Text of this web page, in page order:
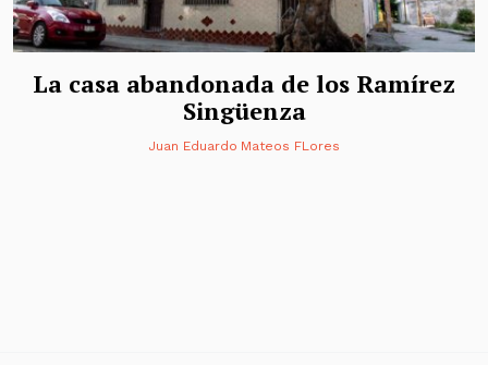
La casa abandonada de los Ramírez
Singüenza
Juan Eduardo Mateos FLores